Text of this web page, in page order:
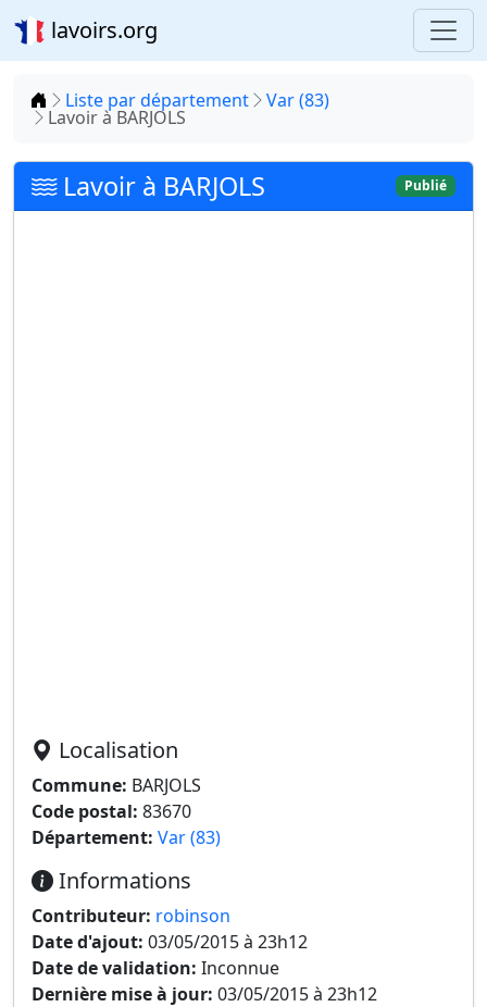
lavoirs.org
Accueil
Liste par département Var (83)
Lavoir à BARJOLS
Lavoir à BARJOLS Publié
Localisation
Commune: BARJOLS
Code postal: 83670
Département: Var (83)
Informations
Contributeur: robinson
Date d'ajout: 03/05/2015 à 23h12
Date de validation: Inconnue
Dernière mise à jour: 03/05/2015 à 23h12